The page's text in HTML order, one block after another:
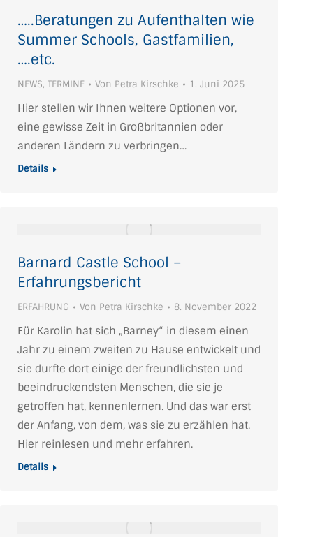
…..Beratungen zu Aufenthalten wie
Summer Schools, Gastfamilien,
….etc.
NEWS, TERMINE Von Petra Kirschke 1. Juni 2025
Hier stellen wir Ihnen weitere Optionen vor,
eine gewisse Zeit in Großbritannien oder
anderen Ländern zu verbringen…
Details
Barnard Castle School –
Erfahrungsbericht
ERFAHRUNG Von Petra Kirschke 8. November 2022
Für Karolin hat sich „Barney“ in diesem einen
Jahr zu einem zweiten zu Hause entwickelt und
sie durfte dort einige der freundlichsten und
beeindruckendsten Menschen, die sie je
getroffen hat, kennenlernen. Und das war erst
der Anfang, von dem, was sie zu erzählen hat.
Hier reinlesen und mehr erfahren.
Details